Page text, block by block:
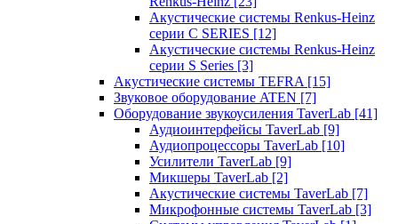
Акустические системы Renkus-Heinz
серии C SERIES [12]
Акустические системы Renkus-Heinz
серии S Series [3]
Акустические системы TEFRA [15]
Звуковое оборудование ATEN [7]
Оборудование звукоусиления TaverLab [41]
Аудиоинтерфейсы TaverLab [9]
Аудиопроцессоры TaverLab [10]
Усилители TaverLab [9]
Микшеры TaverLab [2]
Акустические системы TaverLab [7]
Микрофонные системы TaverLab [3]